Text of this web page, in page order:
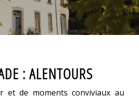
: ALENTOURS
et de moments conviviaux au